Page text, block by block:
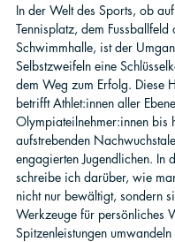
In der Welt des Sports, ob
Tennisplatz, dem
Schwimmhalle, ist der
Selbstzweifeln eine
dem Weg zum Erfolg. Diese
betrifft Athlet:innen aller
Olympiateilnehmer:innen bis
aufstrebenden
engagierten Jugendlichen. In
schreibe ich darüber, wie
nicht nur bewältigt, sondern
Werkzeuge für persönliches
Spitzenleistungen umwandeln